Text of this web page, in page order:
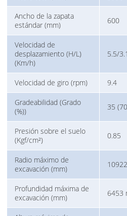
Ancho de la zapata
estándar (mm)
600
Velocidad de
desplazamiento (H/L)
(Km/h)
5.5/3.1
Velocidad de giro (rpm) 9.4
Gradeabilidad (Grado
(%))
35
Presión sobre el suelo
(Kgf/cm²)
0.85
Radio máximo de
excavación (mm)
Profundidad máxima de
excavación (mm)
6453